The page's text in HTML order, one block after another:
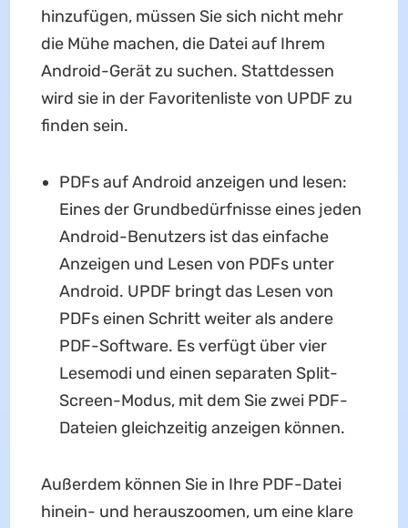
hinzufügen, müssen Sie sich nicht mehr
die Mühe machen, die Datei auf Ihrem
Android-Gerät zu suchen. Stattdessen
wird sie in der Favoritenliste von UPDF zu
finden sein.
PDFs auf Android anzeigen und lesen:
Eines der Grundbedürfnisse eines jeden
Android-Benutzers ist das einfache
Anzeigen und Lesen von PDFs unter
Android. UPDF bringt das Lesen von
PDFs einen Schritt weiter als andere
PDF-Software. Es verfügt über vier
Lesemodi und einen separaten Split-
Screen-Modus, mit dem Sie zwei PDF-
Dateien gleichzeitig anzeigen können.
Außerdem können Sie in Ihre PDF-Datei
hinein- und herauszoomen, um eine klare